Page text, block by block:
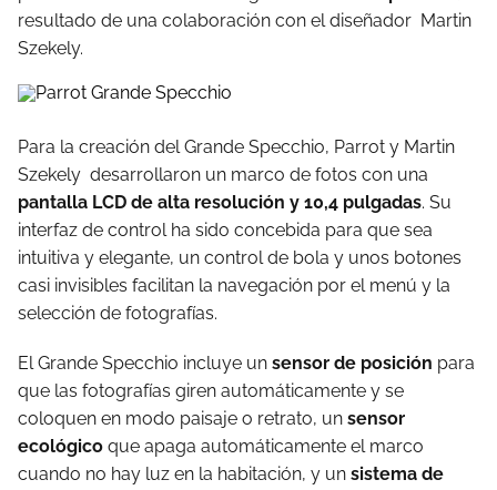
resultado de una colaboración con el diseñador Martin
Szekely.
Para la creación del Grande Specchio, Parrot y Martin
Szekely desarrollaron un marco de fotos con una
pantalla LCD de alta resolución y 10,4 pulgadas. Su
interfaz de control ha sido concebida para que sea
intuitiva y elegante, un control de bola y unos botones
casi invisibles facilitan la navegación por el menú y la
selección de fotografías.
El Grande Specchio incluye un sensor de posición para
que las fotografías giren automáticamente y se
coloquen en modo paisaje o retrato, un sensor
ecológico que apaga automáticamente el marco
cuando no hay luz en la habitación, y un sistema de